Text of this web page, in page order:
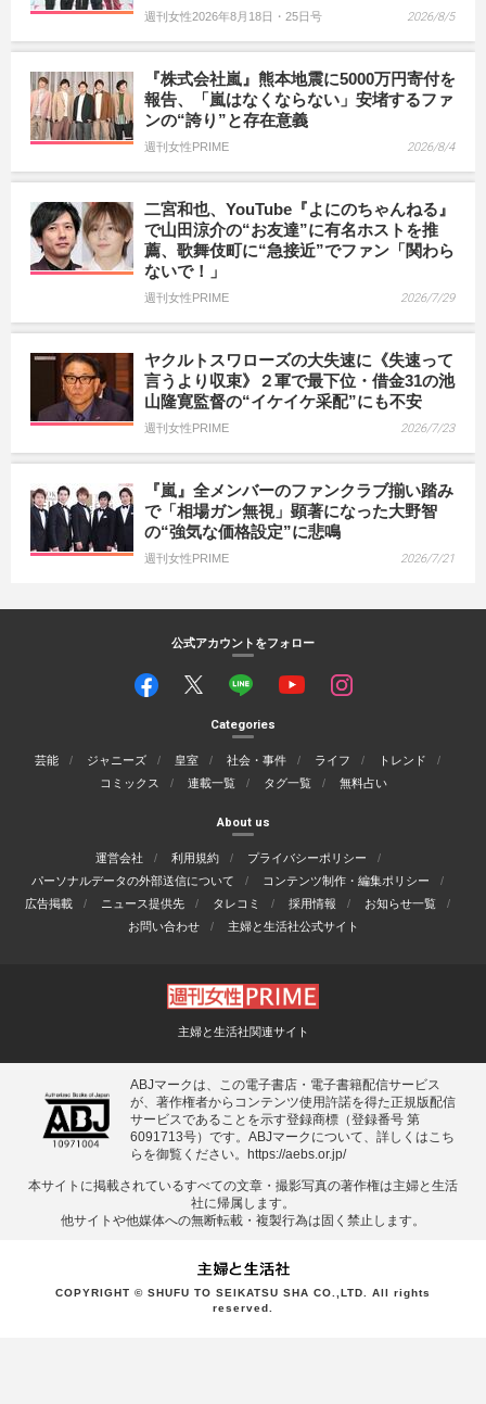
週刊女性2026年8月18日・25日号 2026/8/5
『株式会社嵐』熊本地震に5000万円寄付を
報告、「嵐はなくならない」安堵するファ
ンの“誇り”と存在意義
週刊女性PRIME 2026/8/4
二宮和也、YouTube『よにのちゃんねる』
で山田涼介の“お友達”に有名ホストを推
薦、歌舞伎町に“急接近”でファン「関わら
ないで！」
週刊女性PRIME 2026/7/29
ヤクルトスワローズの大失速に《失速って
言うより収束》２軍で最下位・借金31の池
山隆寛監督の“イケイケ采配”にも不安
週刊女性PRIME 2026/7/23
『嵐』全メンバーのファンクラブ揃い踏み
で「相場ガン無視」顕著になった大野智
の“強気な価格設定”に悲鳴
週刊女性PRIME 2026/7/21
公式アカウントをフォロー
Categories
芸能 ジャニーズ 皇室 社会・事件 ライフ
トレンド
コミックス
連載一覧 タグ一覧 無料占い
About us
運営会社 利用規約
プライバシーポリシー
パーソナルデータの外部送信について
コンテンツ制作・編集ポリシー
広告掲載
ニュース提供先 タレコミ 採用情報
お知らせ一覧
お問い合わせ
主婦と生活社公式サイト
主婦と生活社関連サイト
ABJマークは、この電子書店・電子書籍配信サービス
が、著作権者からコンテンツ使用許諾を得た正規版配信
サービスであることを示す登録商標（登録番号 第
6091713号）です。ABJマークについて、詳しくはこち
らを御覧ください。
https://aebs.or.jp/
本サイトに掲載されているすべての⽂章・撮影写真の著作権は主婦と⽣活
社に帰属します。
他サイトや他媒体への無断転載・複製⾏為は固く禁⽌します。
COPYRIGHT © SHUFU TO SEIKATSU SHA CO.,LTD. All rights
reserved.